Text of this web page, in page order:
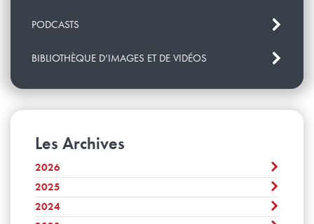
PODCASTS
BIBLIOTHÈQUE D’IMAGES ET DE VIDÉOS
Les Archives
2026
Août
Juillet
Juin
2025
Décembre
2024